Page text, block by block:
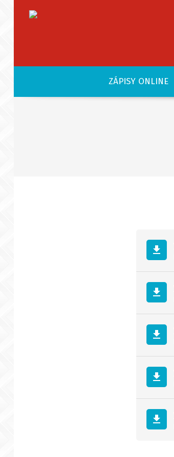
ZÁPISY ONLINE
get_app
get_app
get_app
get_app
get_app